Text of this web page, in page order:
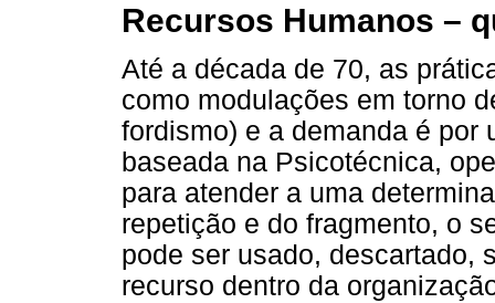
Recursos Humanos –
Até a década de 70, as
como modulações em torno
fordismo) e a demanda é por
baseada na Psicotécnica,
para atender a uma
repetição e do fragmento, o
pode ser usado, descartado,
recurso dentro da